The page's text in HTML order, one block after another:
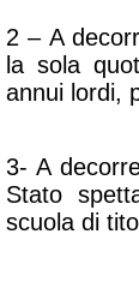
2 – A
la sola
annui lordi,
3- A
Stato
scuola di